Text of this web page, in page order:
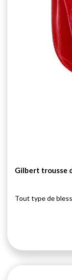
Gilbert trousse
Tout type de